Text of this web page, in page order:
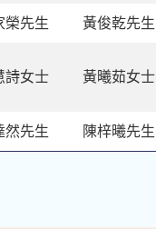
榮先生 黃俊乾先生
詩女士 黃曦茹女士
然先生 陳梓曦先生